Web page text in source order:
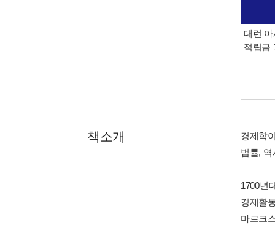
대런
적립금
책소개
경제학
법률,
1700년
경제활
마르크